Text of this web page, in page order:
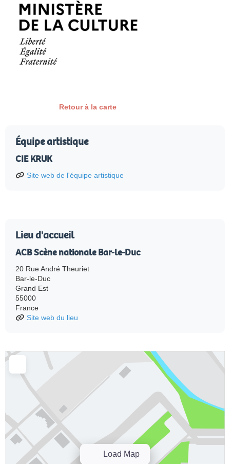
Retour à la carte
Équipe artistique
CIE KRUK
Site web de l'équipe artistique
Lieu d'accueil
ACB Scène nationale Bar-le-Duc
20 Rue André Theuriet
Bar-le-Duc
Grand Est
55000
France
Site web du lieu
Load Map